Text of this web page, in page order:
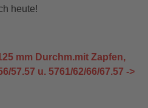
heute!
mm Durchm.mit Zapfen,
57.57 u. 5761/62/66/67.57 ->